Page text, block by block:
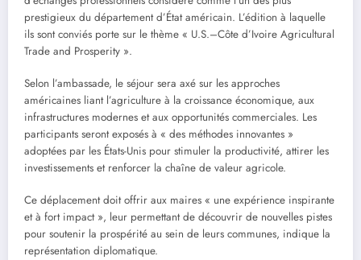
prestigieux du département d’État américain. L’édition à laquelle
ils sont conviés porte sur le thème « U.S.–Côte d’Ivoire Agricultural
Trade and Prosperity ».
Selon l’ambassade, le séjour sera axé sur les approches
américaines liant l’agriculture à la croissance économique, aux
infrastructures modernes et aux opportunités commerciales. Les
participants seront exposés à « des méthodes innovantes »
adoptées par les États-Unis pour stimuler la productivité, attirer les
investissements et renforcer la chaîne de valeur agricole.
Ce déplacement doit offrir aux maires « une expérience inspirante
et à fort impact », leur permettant de découvrir de nouvelles pistes
pour soutenir la prospérité au sein de leurs communes, indique la
représentation diplomatique.